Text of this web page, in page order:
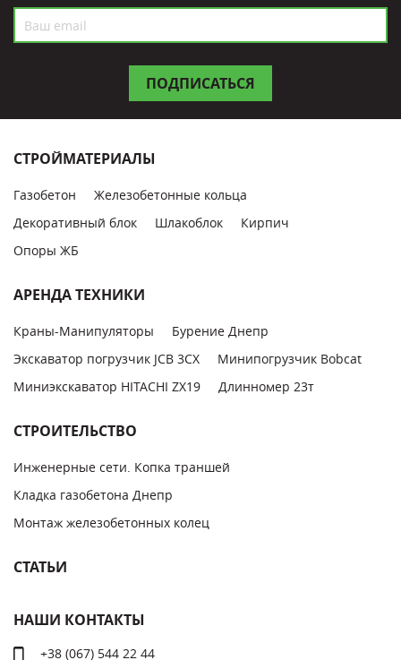
СТРОЙМАТЕРИАЛЫ
Газобетон
Железобетонные кольца
Декоративный блок
Шлакоблок
Кирпич
Опоры ЖБ
АРЕНДА ТЕХНИКИ
Краны-Манипуляторы
Бурение Днепр
Экскаватор погрузчик JCB 3CX
Минипогрузчик Bobcat
Миниэкскаватор HITACHI ZX19
Длинномер 23т
СТРОИТЕЛЬСТВО
Инженерные сети. Копка траншей
Кладка газобетона Днепр
Монтаж железобетонных колец
СТАТЬИ
НАШИ КОНТАКТЫ
+38 (067) 544 22 44